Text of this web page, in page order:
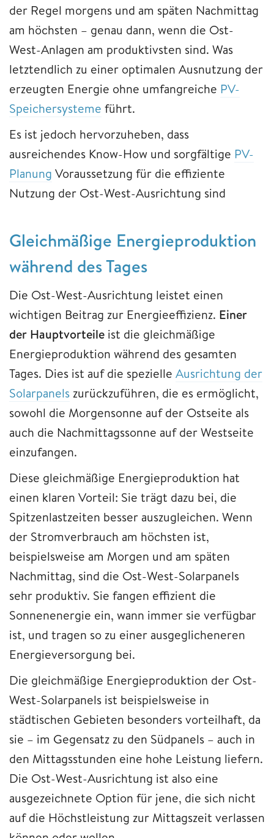
der Regel morgens und am späten Nachmittag
am höchsten – genau dann, wenn die Ost-
West-Anlagen am produktivsten sind. Was
letztendlich zu einer optimalen Ausnutzung der
erzeugten Energie ohne umfangreiche PV-
Speichersysteme führt.
Es ist jedoch hervorzuheben, dass
ausreichendes Know-How und sorgfältige PV-
Planung Voraussetzung für die effiziente
Nutzung der Ost-West-Ausrichtung sind
Gleichmäßige Energieproduktion
während des Tages
Die Ost-West-Ausrichtung leistet einen
wichtigen Beitrag zur Energieeffizienz. Einer
der Hauptvorteile ist die gleichmäßige
Energieproduktion während des gesamten
Tages. Dies ist auf die spezielle Ausrichtung der
Solarpanelszurückzuführen, die es ermöglicht,
sowohl die Morgensonne auf der Ostseite als
auch die Nachmittagssonne auf der Westseite
einzufangen.
Diese gleichmäßige Energieproduktion hat
einen klaren Vorteil: Sie trägt dazu bei, die
Spitzenlastzeiten besser auszugleichen. Wenn
der Stromverbrauch am höchsten ist,
beispielsweise am Morgen und am späten
Nachmittag, sind die Ost-West-Solarpanels
sehr produktiv. Sie fangen effizient die
Sonnenenergie ein, wann immer sie verfügbar
ist, und tragen so zu einer ausgeglicheneren
Energieversorgung bei.
Die gleichmäßige Energieproduktion der Ost-
West-Solarpanels ist beispielsweise in
städtischen Gebieten besonders vorteilhaft, da
sie – im Gegensatz zu den Südpanels – auch in
den Mittagsstunden eine hohe Leistung liefern.
Die Ost-West-Ausrichtung ist also eine
ausgezeichnete Option für jene, die sich nicht
auf die Höchstleistung zur Mittagszeit verlassen